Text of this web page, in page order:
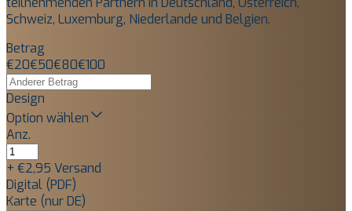
Schweiz, Luxemburg, Niederlande und Belgien.
Betrag
€20€50€80€100
Design
Option wählen
Anz.
+ €2,95 Versand
Digital (PDF)
Karte (nur DE)